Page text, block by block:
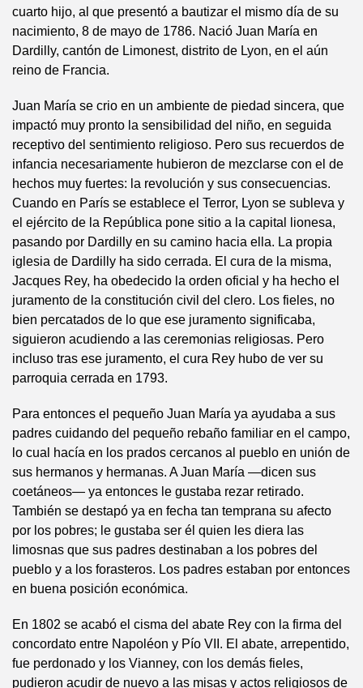
cuarto hijo, al que presentó a bautizar el mismo día de su
nacimiento, 8 de mayo de 1786. Nació Juan María en
Dardilly, cantón de Limonest, distrito de Lyon, en el aún
reino de Francia.
Juan María se crio en un ambiente de piedad sincera, que
impactó muy pronto la sensibilidad del niño, en seguida
receptivo del sentimiento religioso. Pero sus recuerdos de
infancia necesariamente hubieron de mezclarse con el de
hechos muy fuertes: la revolución y sus consecuencias.
Cuando en París se establece el Terror, Lyon se subleva y
el ejército de la República pone sitio a la capital lionesa,
pasando por Dardilly en su camino hacia ella. La propia
iglesia de Dardilly ha sido cerrada. El cura de la misma,
Jacques Rey, ha obedecido la orden oficial y ha hecho el
juramento de la constitución civil del clero. Los fieles, no
bien percatados de lo que ese juramento significaba,
siguieron acudiendo a las ceremonias religiosas. Pero
incluso tras ese juramento, el cura Rey hubo de ver su
parroquia cerrada en 1793.
Para entonces el pequeño Juan María ya ayudaba a sus
padres cuidando del pequeño rebaño familiar en el campo,
lo cual hacía en los prados cercanos al pueblo en unión de
sus hermanos y hermanas. A Juan María —dicen sus
coetáneos— ya entonces le gustaba rezar retirado.
También se destapó ya en fecha tan temprana su afecto
por los pobres; le gustaba ser él quien les diera las
limosnas que sus padres destinaban a los pobres del
pueblo y a los forasteros. Los padres estaban por entonces
en buena posición económica.
En 1802 se acabó el cisma del abate Rey con la firma del
concordato entre Napoléon y Pío VII. El abate, arrepentido,
fue perdonado y los Vianney, con los demás fieles,
pudieron acudir de nuevo a las misas y actos religiosos de